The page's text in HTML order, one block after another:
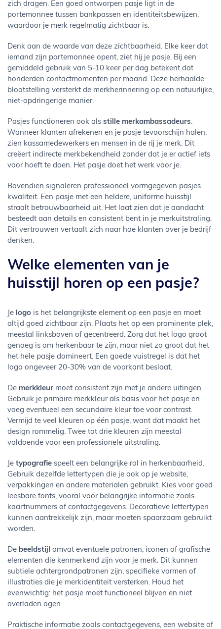
zich dragen. Een goed ontworpen pasje ligt in de
portemonnee tussen bankpassen en identiteitsbewijzen,
waardoor je merk regelmatig zichtbaar is.
Denk aan de waarde van deze zichtbaarheid. Elke keer dat
iemand zijn portemonnee opent, ziet hij je pasje. Bij een
gemiddeld gebruik van 5-10 keer per dag betekent dat
honderden contactmomenten per maand. Deze herhaalde
blootstelling versterkt de merkherinnering op een natuurlijke,
niet-opdringerige manier.
Pasjes functioneren ook als stille merkambassadeurs.
Wanneer klanten afrekenen en je pasje tevoorschijn halen,
zien kassamedewerkers en mensen in de rij je merk. Dit
creëert indirecte merkbekendheid zonder dat je er actief iets
voor hoeft te doen. Het pasje doet het werk voor je.
Bovendien signaleren professioneel vormgegeven pasjes
kwaliteit. Een pasje met een heldere, uniforme huisstijl
straalt betrouwbaarheid uit. Het laat zien dat je aandacht
besteedt aan details en consistent bent in je merkuitstraling.
Dit vertrouwen vertaalt zich naar hoe klanten over je bedrijf
denken.
Welke elementen van je
huisstijl horen op een pasje?
Je logo is het belangrijkste element op een pasje en moet
altijd goed zichtbaar zijn. Plaats het op een prominente plek,
meestal linksboven of gecentreerd. Zorg dat het logo groot
genoeg is om herkenbaar te zijn, maar niet zo groot dat het
het hele pasje domineert. Een goede vuistregel is dat het
logo ongeveer 20-30% van de voorkant beslaat.
De merkkleur moet consistent zijn met je andere uitingen.
Gebruik je primaire merkkleur als basis voor het pasje en
voeg eventueel een secundaire kleur toe voor contrast.
Vermijd te veel kleuren op één pasje, want dat maakt het
design rommelig. Twee tot drie kleuren zijn meestal
voldoende voor een professionele uitstraling.
Je typografie speelt een belangrijke rol in herkenbaarheid.
Gebruik dezelfde lettertypen die je ook op je website,
verpakkingen en andere materialen gebruikt. Kies voor goed
leesbare fonts, vooral voor belangrijke informatie zoals
kaartnummers of contactgegevens. Decoratieve lettertypen
kunnen aantrekkelijk zijn, maar moeten spaarzaam gebruikt
worden.
De beeldstijl omvat eventuele patronen, iconen of grafische
elementen die kenmerkend zijn voor je merk. Dit kunnen
subtiele achtergrondpatronen zijn, specifieke vormen of
illustraties die je merkidentiteit versterken. Houd het
evenwichtig: het pasje moet functioneel blijven en niet
overladen ogen.
Praktische informatie zoals contactgegevens, een website of